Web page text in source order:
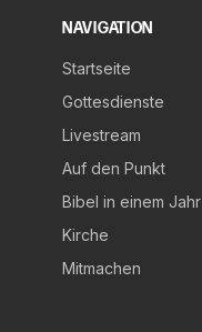
NAVIGATION
Startseite
Gottesdienste
Livestream
Auf den Punkt
Bibel in einem Jahr
Kirche
Mitmachen